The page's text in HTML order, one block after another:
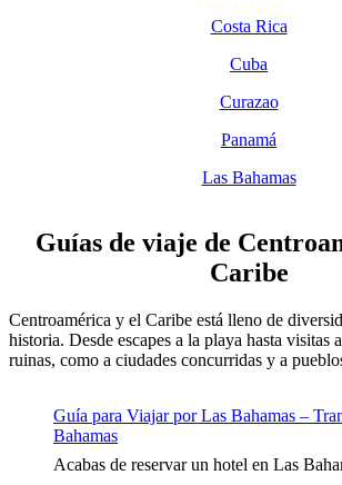
Costa Rica
Cuba
Curazao
Panamá
Las Bahamas
Guías de viaje de
Caribe
Centroamérica y el Caribe está lleno de
historia. Desde escapes a la playa hasta visitas
ruinas, como a ciudades concurridas y a
Guía para Viajar por Las Bahamas –
Bahamas
Acabas de reservar un hotel en Las